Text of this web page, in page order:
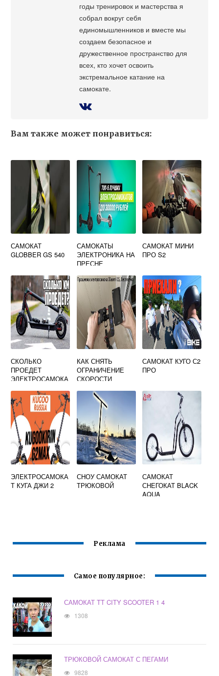
годы тренировок и мастерства я
собрал вокруг себя
единомышленников и вместе мы
создаем безопасное и
дружественное пространство для
всех, кто хочет освоить
экстремальное катание на
самокате.
Вам также может понравиться:
САМОКАТ
GLOBBER GS 540
САМОКАТЫ
ЭЛЕКТРОНИКА НА
ПРЕСНЕ
САМОКАТ МИНИ
ПРО S2
СКОЛЬКО
ПРОЕДЕТ
ЭЛЕКТРОСАМОКА
КАК СНЯТЬ
ОГРАНИЧЕНИЕ
СКОРОСТИ
XIAOMI
САМОКАТ КУГО С2
ПРО
ЭЛЕКТРОСАМОКА
Т КУГА ДЖИ 2
СНОУ САМОКАТ
ТРЮКОВОЙ
САМОКАТ
СНЕГОКАТ BLACK
AQUA
Реклама
Самое популярное:
САМОКАТ TT CITY SCOOTER 1 4
1308
ТРЮКОВОЙ САМОКАТ С ПЕГАМИ
9828